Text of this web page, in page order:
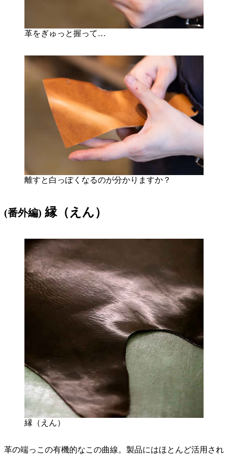
革をぎゅっと握って…
離すと白っぽくなるのが分かりますか？
(番外編) 縁（えん）
縁（えん）
革の端っこの有機的なこの曲線。製品にはほとんど活用され